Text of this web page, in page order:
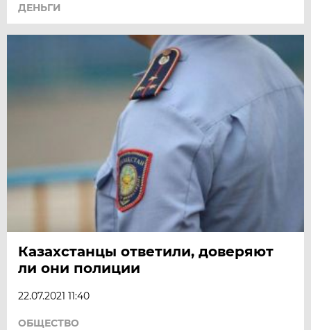
ДЕНЬГИ
Казахстанцы ответили, доверяют
ли они полиции
22.07.2021 11:40
ОБЩЕСТВО